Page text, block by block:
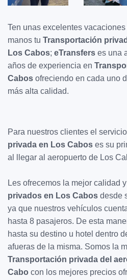
Para nuestros clientes el
privada en Los Cabos es su
al llegar al aeropuerto de Los
Les ofrecemos la mejor calidad
privados en Los Cabos desde
ya que nuestros vehículos
hasta 8 pasajeros. De esta
hasta su destino u hotel dentro
afueras de la misma. Somos la
Transportación privada del
Cabo con los mejores precios
Ten unas excelentes
manos tu Transportación
Los Cabos; eTransfers es una
años de experiencia en
Cabos ofreciendo en cada uno
más alta calidad.